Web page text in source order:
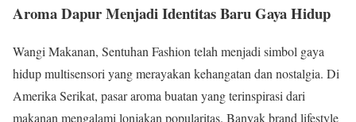
Aroma Dapur Menjadi Identitas Baru Gaya Hidup
Wangi Makanan, Sentuhan Fashion telah menjadi simbol gaya
hidup multisensori yang merayakan kehangatan dan nostalgia. Di
Amerika Serikat, pasar aroma buatan yang terinspirasi dari
makanan mengalami lonjakan popularitas. Banyak brand lifestyle